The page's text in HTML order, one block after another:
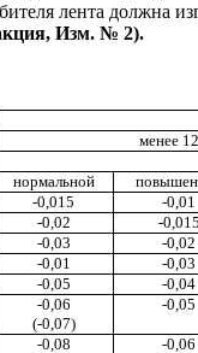
ителя лента должна и
Изм. № 2).
менее
нормальной
-0,015 -0,01
-0,02 -0,015
-0,03 -0,02
-0,01 -0,03
-0,05 -0,04
-0,06 -0,05
(-0,07)
-0,08 -0,06